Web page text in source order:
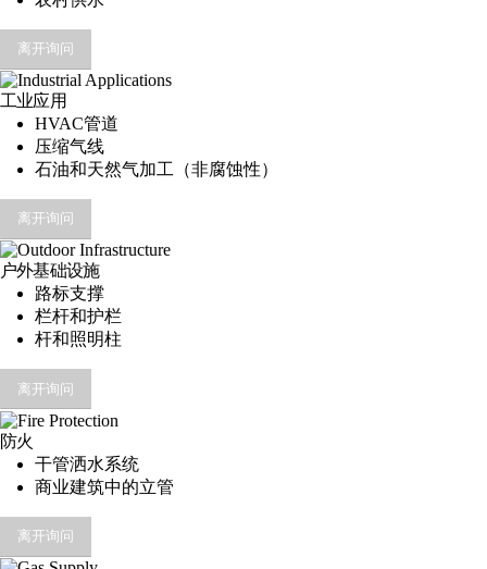
离开询问
工业应用
HVAC管道
压缩气线
石油和天然气加工（非腐蚀性）
离开询问
户外基础设施
路标支撑
栏杆和护栏
杆和照明柱
离开询问
防火
干管洒水系统
商业建筑中的立管
离开询问